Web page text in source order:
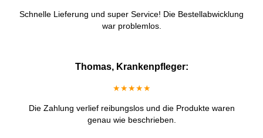
Schnelle Lieferung und super Service! Die Bestellabwicklung
war problemlos.
Thomas, Krankenpfleger:
★★★★★
Die Zahlung verlief reibungslos und die Produkte waren
genau wie beschrieben.